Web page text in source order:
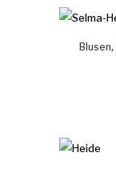
Blusen,